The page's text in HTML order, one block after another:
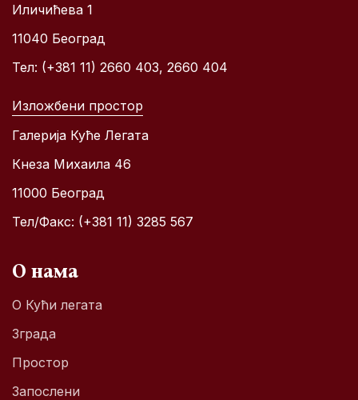
Иличићева 1
11040 Београд
Тел: (+381 11) 2660 403, 2660 404
Изложбени простор
Галерија Куће Легата
Кнеза Михаила 46
11000 Београд
Тел/Факс: (+381 11) 3285 567
О нама
О Кући легата
Зграда
Простор
Запослени